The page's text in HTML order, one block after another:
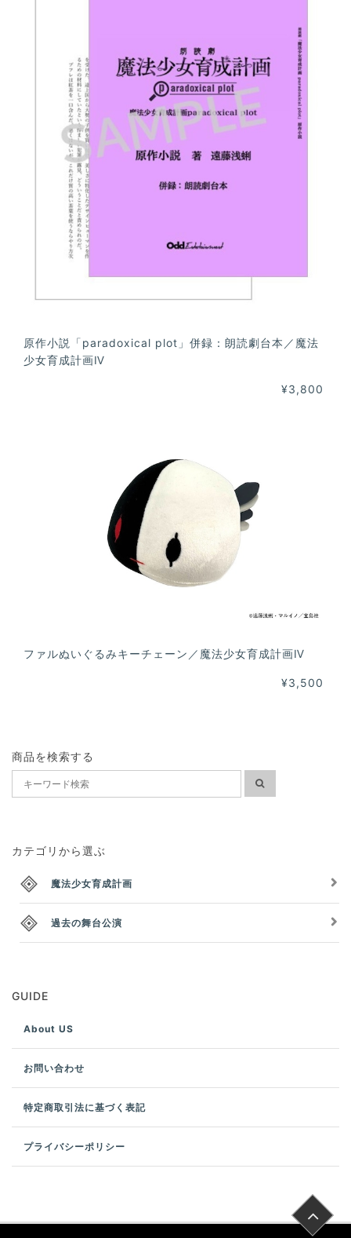
原作小説「paradoxical plot」併録：朗読劇台本／魔法
少女育成計画Ⅳ
¥3,800
ファルぬいぐるみキーチェーン／魔法少女育成計画Ⅳ
¥3,500
商品を検索する
カテゴリから選ぶ
魔法少女育成計画
過去の舞台公演
GUIDE
About US
お問い合わせ
特定商取引法に基づく表記
プライバシーポリシー